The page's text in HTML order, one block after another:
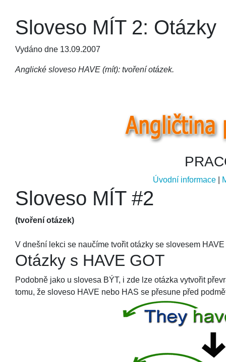
Sloveso MÍT 2: Otázky
Vydáno dne 13.09.2007
Anglické sloveso HAVE (mít): tvoření otázek.
Úvodní informace
Sloveso MÍT #2
(tvoření otázek)
V dnešní lekci se naučíme tvořit otázky se slovesem HAVE
Otázky s HAVE GOT
Podobně jako u slovesa BÝT, i zde lze otázka vytvořit
tomu, že sloveso HAVE nebo HAS se přesune před